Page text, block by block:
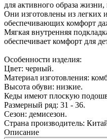
для активного образа
Они изготовлены из легких
обеспечивающих комфорт
Мягкая внутренняя
обеспечивает комфорт для
Особенности изделия:
Цвет: черный.
Материал изготовления:
Высота обуви: низкие.
Кеды имеют плоскую
Размерный ряд: 31 - 36.
Сезон: демисезон.
Страна производитель:
Описание